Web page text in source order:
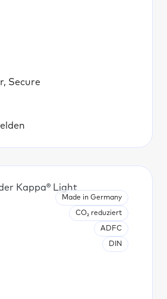
Secure
Made in Germany
CO₂ reduziert
ADFC
DIN